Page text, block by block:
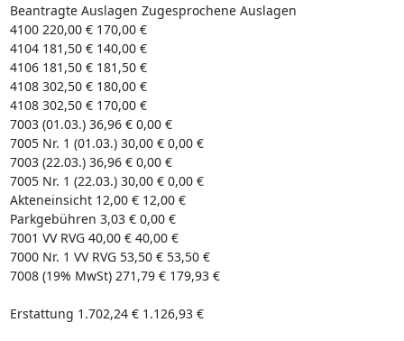
Beantragte Auslagen Zugesprochene Auslagen
4100 220,00 € 170,00 €
4104 181,50 € 140,00 €
4106 181,50 € 181,50 €
4108 302,50 € 180,00 €
4108 302,50 € 170,00 €
7003 (01.03.) 36,96 € 0,00 €
7005 Nr. 1 (01.03.) 30,00 € 0,00 €
7003 (22.03.) 36,96 € 0,00 €
7005 Nr. 1 (22.03.) 30,00 € 0,00 €
Akteneinsicht 12,00 € 12,00 €
Parkgebühren 3,03 € 0,00 €
7001 VV RVG 40,00 € 40,00 €
7000 Nr. 1 VV RVG 53,50 € 53,50 €
7008 (19% MwSt) 271,79 € 179,93 €
Erstattung 1.702,24 € 1.126,93 €